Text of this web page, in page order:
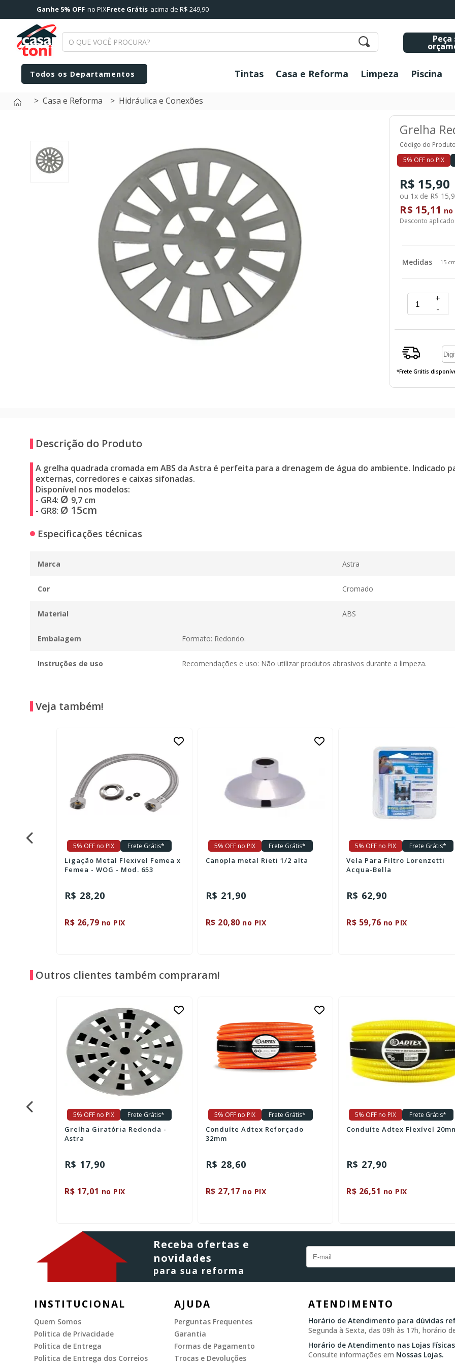
Ganhe 5% OFF no PIXFrete Grátis acima de R$ 249,90
Peça
Tintas Casa e Reforma Limpeza Piscina
Casa e Reforma Hidráulica e Conexões
Grelha
Código do
5% OFF no PIX
R$ 15,90
ou 1x de R$
R$ 15,11 no
Desconto
Medidas 15
+
-
*Frete Grátis
Descrição do Produto
A grelha quadrada cromada em ABS da Astra é perfeita para a drenagem de água do ambiente. Indicado
externas, corredores e caixas sifonadas.
Disponível nos modelos:
- GR4: Ø 9,7 cm
- GR8: Ø 15cm
Especificações técnicas
Marca Astra
Cor Cromado
Material ABS
Embalagem Formato: Redondo.
Instruções de uso Recomendações e uso: Não utilizar produtos abrasivos durante a limpeza.
Veja também!
5% OFF no PIX Frete Grátis*
Ligação Metal Flexivel Femea x
Femea - WOG - Mod. 653
R$ 28,20
R$ 26,79 no PIX
5% OFF no PIX Frete Grátis*
Canopla metal Rieti 1/2 alta
R$ 21,90
R$ 20,80 no PIX
5% OFF no PIX Frete Grátis*
Vela Para Filtro Lorenzetti
Acqua-Bella
R$ 62,90
R$ 59,76 no PIX
Outros clientes também compraram!
5% OFF no PIX Frete Grátis*
Grelha Giratória Redonda -
Astra
R$ 17,90
R$ 17,01 no PIX
5% OFF no PIX Frete Grátis*
Conduíte Adtex Reforçado
32mm
R$ 28,60
R$ 27,17 no PIX
5% OFF no PIX Frete Grátis*
Conduíte Adtex Flexível
R$ 27,90
R$ 26,51 no PIX
Receba ofertas e
novidades
para sua reforma
INSTITUCIONAL
Quem Somos
Politica de Privacidade
Politica de Entrega
Politica de Entrega dos Correios
AJUDA
Perguntas Frequentes
Garantia
Formas de Pagamento
Trocas e Devoluções
ATENDIMENTO
Horário de Atendimento para dúvidas
Segunda à Sexta, das 09h às 17h, horário
Horário de Atendimento nas Lojas
Consulte informações em Nossas Lojas.